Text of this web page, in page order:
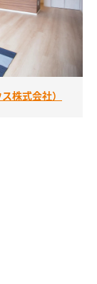
株式会社）